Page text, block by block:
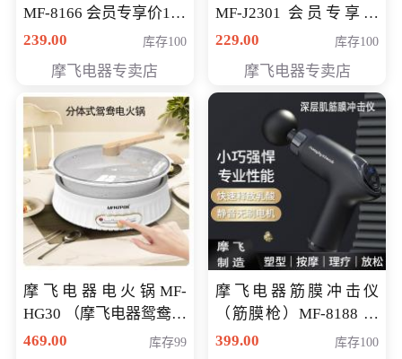
MF-8166 会员专享价168
元
239.00 库存100
摩飞电器专卖店
MF-J2301 会员专享价
168元
229.00 库存100
摩飞电器专卖店
摩飞电器电火锅MF-
HG30 （摩飞电器鸳鸯锅
MF-HG30 ） 会员专享价
469.00 库存99
摩飞电器筋膜冲击仪
（筋膜枪）MF-8188 会
员专享价268元
399.00 库存100